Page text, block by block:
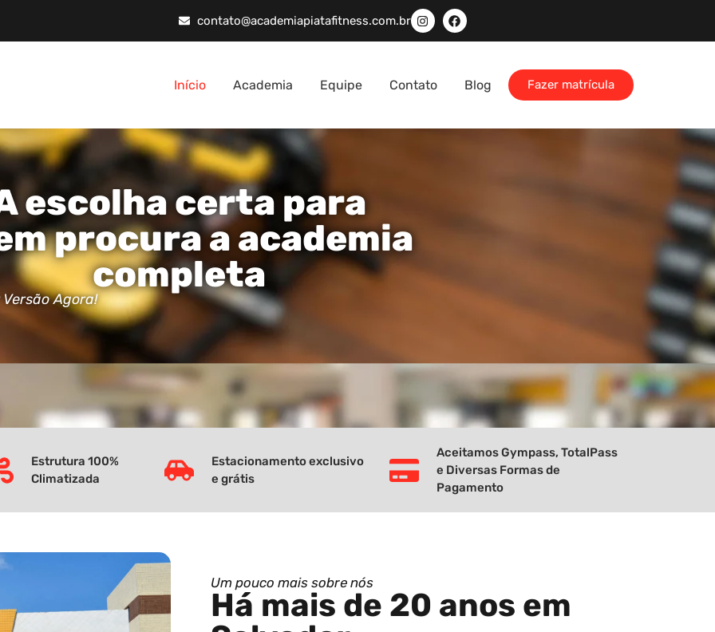
contato@academiapiatafitness.com.br
Início Academia Equipe Contato Blog Fazer matrícula
escolha certa para
procura a academia
completa
Agora!
Estrutura 100%
Climatizada
Estacionamento exclusivo
e grátis
Aceitamos Gympass, TotalPass
e Diversas Formas de
Pagamento
Um pouco mais sobre nós
Há mais de 20 anos em